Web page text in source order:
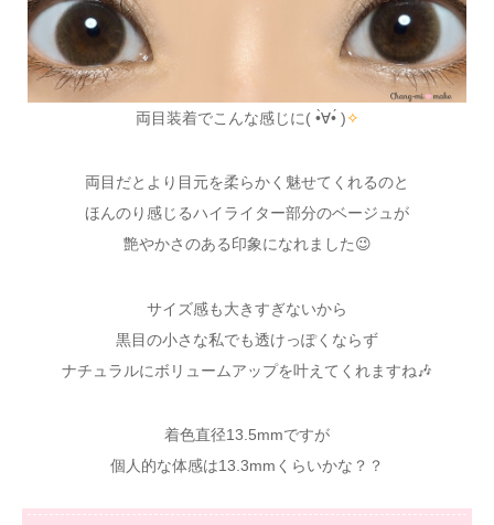
両目装着でこんな感じに( •̀∀•́ )✧
両目だとより目元を柔らかく魅せてくれるのと
ほんのり感じるハイライター部分のベージュが
艶やかさのある印象になれました😉
サイズ感も大きすぎないから
黒目の小さな私でも透けっぽくならず
ナチュラルにボリュームアップを叶えてくれますね🎶
着色直径13.5mmですが
個人的な体感は13.3mmくらいかな？？